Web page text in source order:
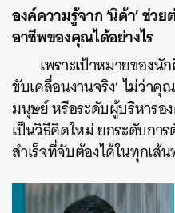
องค์ความรู้จาก ‘นิด้า’ ช่ว
อาชีพของคุณได้อย่างไร
เพราะเป้าหมายของนั
ขับเคลื่อนงานจริง’ ไม่ว่า
มนุษย์ หรือระดับผู้บริหารอ
เป็นวิธีคิดใหม่ ยกระดับกา
สำเร็จที่จับต้องได้ในทุกเส้